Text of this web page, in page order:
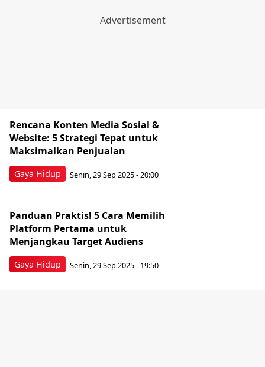
Gaya Hidup
Rencana Konten Media Sosial &
Website: 5 Strategi Tepat untuk
Maksimalkan Penjualan
Senin, 29 Sep 2025 - 20:00
Gaya Hidup
Panduan Praktis! 5 Cara Memilih
Platform Pertama untuk
Menjangkau Target Audiens
Senin, 29 Sep 2025 - 19:50